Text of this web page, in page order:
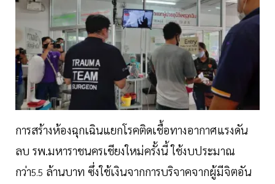
การสร้างห้องฉุกเฉินแยกโรคติดเชื้อทางอากาศแรงดัน
ลบ รพ.มหาราชนครเชียงใหม่ครั้งนี้ ใช้งบประมาณ
กว่า5.5 ล้านบาท ซึ่งใช้เงินจากการบริจาคจากผู้มีจิตอัน